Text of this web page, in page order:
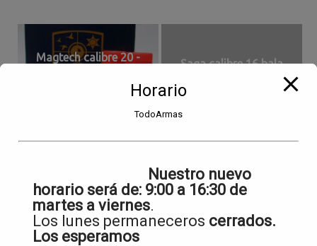
Magtech calibre 20 -
Magtech calibre 20 - munición 3 y
Saga calibre 16 bala
Saga calibre 16 bala
Magtech calibre 12 posta y
bala
Magtech calibre 12 posta y bala
RD Master calibre 12
munición 9
Horario
TodoArmas
Nuestro nuevo
horario será de: 9:00 a 16:30 de
martes a viernes.
Los lunes permaneceros cerrados.
Los esperamos